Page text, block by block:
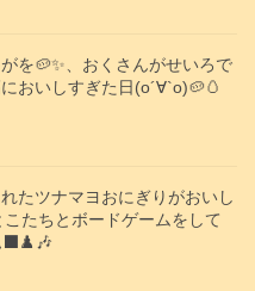
を🥔✨️、おくさんがせいろで
おいしすぎた日(о´∀`о)🥔🥚
たツナマヨおにぎりがおいし
たちとボードゲームをして